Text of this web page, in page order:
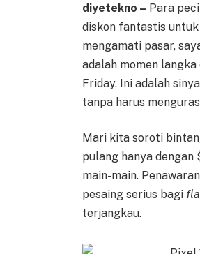
diyetekno – Para
diskon fantastis
mengamati pasar,
adalah momen
Friday. Ini adalah
tanpa harus
Mari kita soroti
pulang hanya
main-main.
pesaing serius bagi
terjangkau.